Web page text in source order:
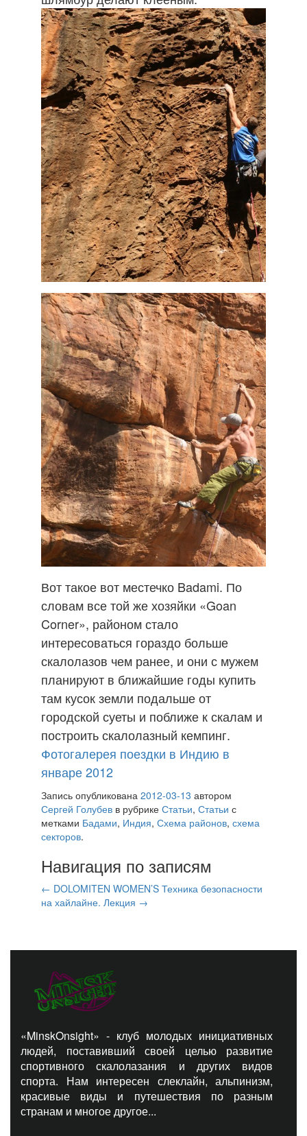
Вот такое вот местечко Badami. По
словам все той же хозяйки «Goan
Corner», районом стало
интересоваться гораздо больше
скалолазов чем ранее, и они с мужем
планируют в ближайшие годы купить
там кусок земли подальше от
городской суеты и поближе к скалам и
построить скалолазный кемпинг.
Фотогалерея поездки в Индию в
январе 2012
Запись опубликована 2012-03-13 автором
Сергей Голубев в рубрике Статьи, Статьи с
метками Бадами, Индия, Схема районов, схема
секторов.
Навигация по записям
← DOLOMITEN WOMEN’S Техника безопасности
на хайлайне. Лекция →
«MinskOnsight» - клуб молодых инициативных
людей, поставивший своей целью развитие
спортивного скалолазания и других видов
спорта. Нам интересен слеклайн, альпинизм,
красивые виды и путешествия по разным
странам и многое другое...